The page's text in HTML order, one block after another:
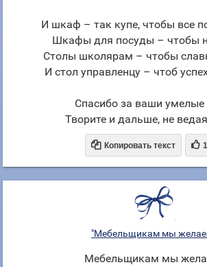
И шкаф – так купе, чтобы все
Шкафы для посуды – чтобы
Столы школярам – чтобы
И стол управленцу – чтоб
Спасибо за ваши умелые
Творите и дальше, не
 Копировать текст 
"Мебельщикам мы
Мебельщикам мы